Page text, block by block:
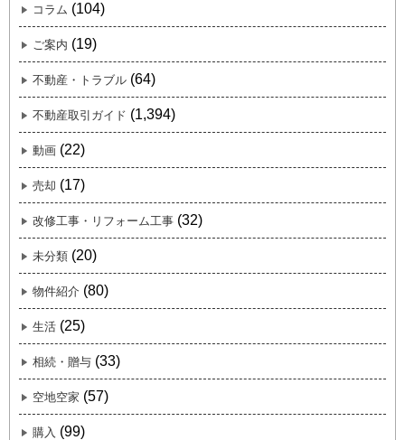
コラム (104)
ご案内 (19)
不動産・トラブル (64)
不動産取引ガイド (1,394)
動画 (22)
売却 (17)
改修工事・リフォーム工事 (32)
未分類 (20)
物件紹介 (80)
生活 (25)
相続・贈与 (33)
空地空家 (57)
購入 (99)